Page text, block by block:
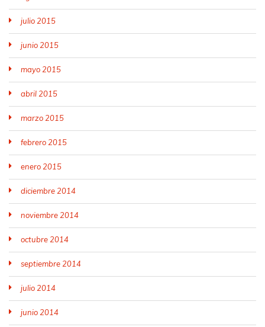
julio 2015
junio 2015
mayo 2015
abril 2015
marzo 2015
febrero 2015
enero 2015
diciembre 2014
noviembre 2014
octubre 2014
septiembre 2014
julio 2014
junio 2014